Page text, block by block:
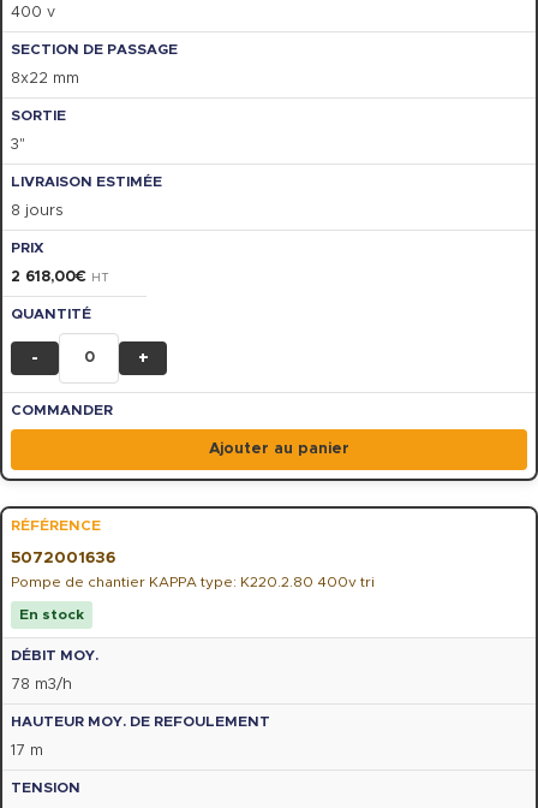
400 v
8x22 mm
3"
8 jours
2 618,00€ HT
- +
Ajouter au panier
5072001636
Pompe de chantier KAPPA type: K220.2.80 400v tri
En stock
78 m3/h
17 m